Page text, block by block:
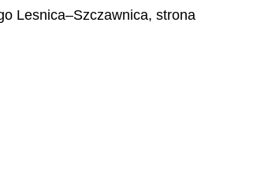
Lesnica–Szczawnica, strona